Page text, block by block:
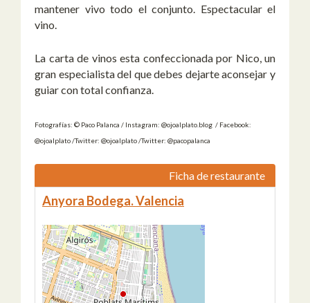
mantener vivo todo el conjunto. Espectacular el
vino.
La carta de vinos esta confeccionada por Nico, un
gran especialista del que debes dejarte aconsejar y
guiar con total confianza.
Fotografías: © Paco Palanca / Instagram: @ojoalplato.blog / Facebook:
@ojoalplato /Twitter: @ojoalplato /Twitter: @pacopalanca
Ficha de restaurante
Anyora Bodega. Valencia